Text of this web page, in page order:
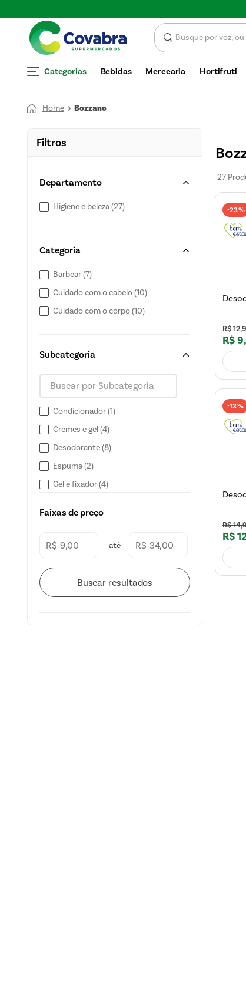
Categorias Bebidas Mercearia Hortifruti
Bozzano
Filtros
Departamento
Higiene e beleza (27)
Categoria
Barbear (7)
Cuidado com o cabelo (10)
Cuidado com o corpo (10)
Subcategoria
Condicionador (1)
Cremes e gel (4)
Desodorante (8)
Espuma (2)
Gel e fixador (4)
Sabonetes
(2
Shampoo
Faixas de preço
R$ R$
27
-23%
R$12,
R$9,
-13%
R$14,
R$